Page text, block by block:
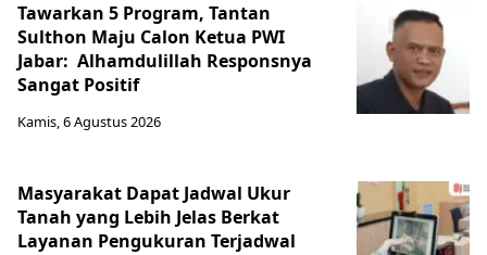
Tawarkan 5 Program, Tantan
Sulthon Maju Calon Ketua PWI
Jabar: Alhamdulillah Responsnya
Sangat Positif
Kamis, 6 Agustus 2026
Masyarakat Dapat Jadwal Ukur
Tanah yang Lebih Jelas Berkat
Layanan Pengukuran Terjadwal